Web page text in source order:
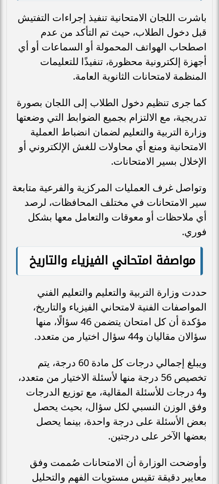
باشرت اللجان الامتحانية تنفيذ إجراءات التفتيش
قبل دخول الطلاب، حيث تم التأكد من عدم
اصطحاب الهواتف المحمولة أو السماعات أو أي
أجهزة إلكترونية محظورة، تنفيذًا للتعليمات
المنظمة لامتحانات الثانوية العامة.
كما جرى تنظيم دخول الطلاب إلى اللجان بصورة
تدريجية، مع الالتزام بجميع الضوابط التي وضعتها
وزارة التربية والتعليم لضمان انضباط العملية
الامتحانية ومنع أي محاولات للغش الإلكتروني أو
الإخلال بسير الامتحانات.
وتواصل غرف العمليات المركزية والفرعية متابعة
سير الامتحانات في مختلف المحافظات، لرصد
أي ملاحظات أو معوقات والتعامل معها بشكل
فوري.
مواصفة امتحاني الفيزياء والتاريخ
حددت وزارة التربية والتعليم والتعليم الفني
المواصفات الفنية لامتحاني الفيزياء والتاريخ،
مؤكدة أن كل امتحان يتضمن 46 سؤالًا، منها
سؤالان مقاليان و44 سؤال اختيار من متعدد.
ويبلغ إجمالي درجات كل مادة 60 درجة، يتم
تخصيص 56 درجة منها لأسئلة الاختيار من متعدد،
و4 درجات للأسئلة المقالية، مع توزيع الدرجات
وفق الوزن النسبي لكل سؤال، بحيث يحصل
بعض الأسئلة على درجة واحدة، بينما يحصل
بعضها الآخر على درجتين.
وأوضحت الوزارة أن الامتحانات صُممت وفق
معايير دقيقة تقيس مستويات الفهم والتحليل